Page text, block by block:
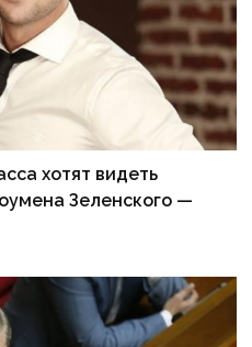
хотят видеть
Зеленского —